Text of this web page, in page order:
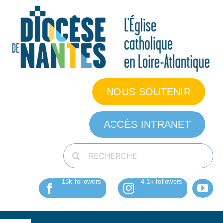
NOUS SOUTENIR
ACCÈS INTRANET
Rechercher: